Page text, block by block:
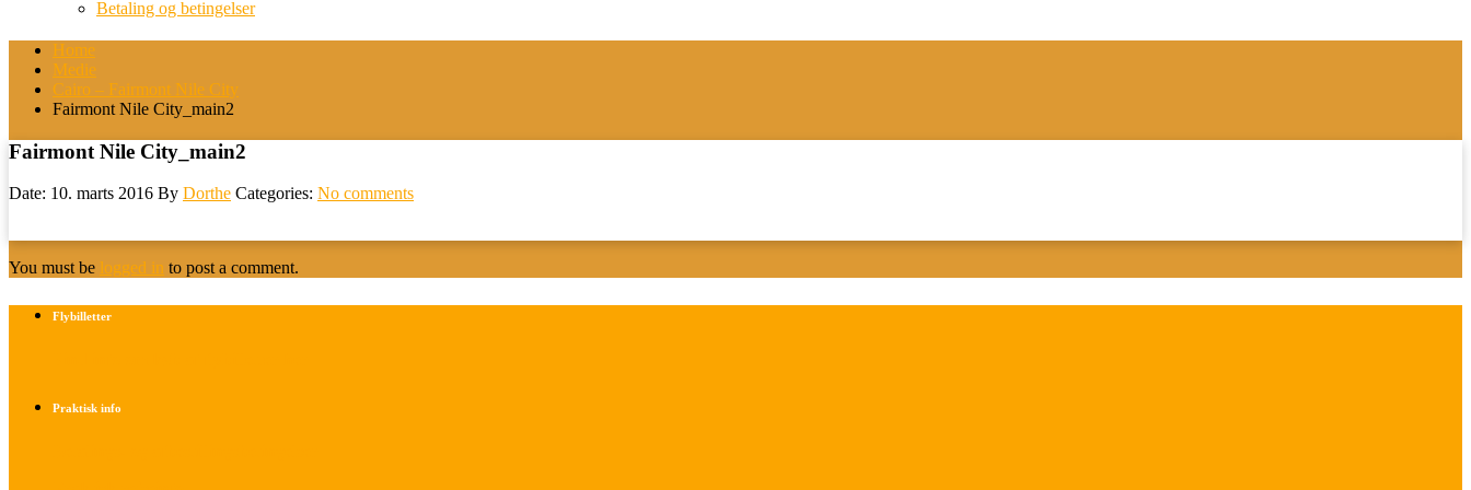
Betaling og betingelser
Home
Medie
Cairo – Fairmont Nile City
Fairmont Nile City_main2
Fairmont Nile City_main2
Date: 10. marts 2016 By Dorthe Categories: No comments
You must be logged in to post a comment.
Flybilletter
Praktisk info